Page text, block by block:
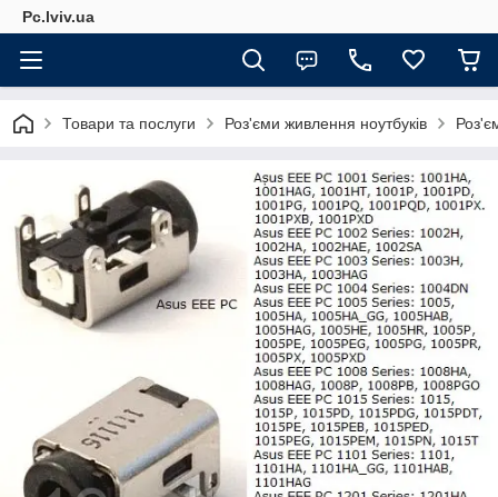
Pc.lviv.ua
Товари та послуги Роз'єми живлення ноутбуків